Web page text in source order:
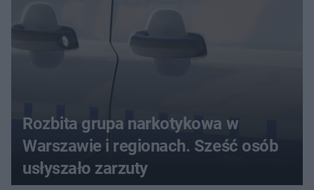
Rozbita grupa narkotykowa w
Warszawie i regionach. Sześć osób
usłyszało zarzuty